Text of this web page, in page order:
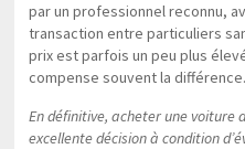
par un professionnel reconnu,
transaction entre particuliers
prix est parfois un peu plus
compense souvent la différence.
En définitive, acheter une voiture
excellente décision à condition